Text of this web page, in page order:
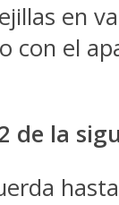
en
el
de la